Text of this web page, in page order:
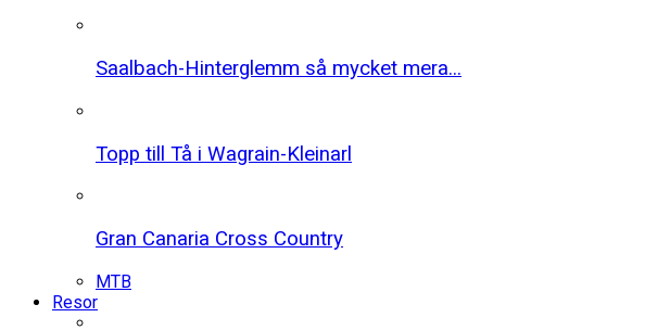
Saalbach-Hinterglemm så mycket mera...
Topp till Tå i Wagrain-Kleinarl
Gran Canaria Cross Country
MTB
Resor